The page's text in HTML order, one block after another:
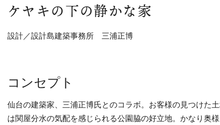
ケヤキの下の静かな家
設計／設計島建築事務所 三浦正博
コンセプト
仙台の建築家、三浦正博氏とのコラボ。お客様の見つけた
は関屋分水の気配を感じられる公園脇の好立地。かなり奥